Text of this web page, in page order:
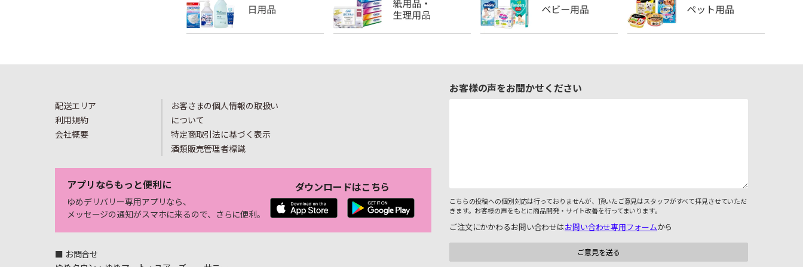
配送エリア
利用規約
会社概要
お客さまの個人情報の取扱い
について
特定商取引法に基づく表示
酒類販売管理者標識
アプリならもっと便利に
ゆめデリバリー専用アプリなら、
メッセージの通知がスマホに来るので、さらに便利。
ダウンロードはこちら
■ お問合せ
お客様の声をお聞かせください
こちらの投稿への個別対応は行っておりませんが、頂いたご意見はスタッフがすべて拝見させていただ
きます。お客様の声をもとに商品開発・サイト改善を行ってまいります。
ご注文にかかわるお問い合わせはお問い合わせ専用フォームから